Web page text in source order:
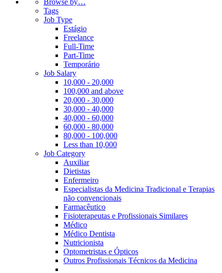
Tags
Job Type
Estágio
Freelance
Full-Time
Part-Time
Temporário
Job Salary
10,000 - 20,000
100,000 and above
20,000 - 30,000
30,000 - 40,000
40,000 - 60,000
60,000 - 80,000
80,000 - 100,000
Less than 10,000
Job Category
Auxiliar
Dietistas
Enfermeiro
Especialistas da Medicina Tradicional e Terapias
não convencionais
Farmacêutico
Fisioterapeutas e Profissionais Similares
Médico
Médico Dentista
Nutricionista
Optometristas e Ópticos
Outros Profissionais Técnicos da Medicina